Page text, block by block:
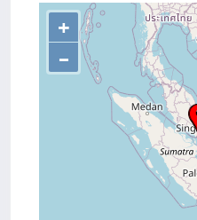
+
–